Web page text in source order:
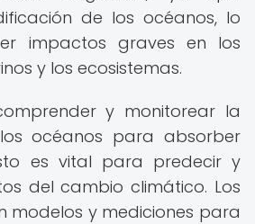
de los océanos, lo
impactos graves en los
y los ecosistemas.
y monitorear la
océanos para absorber
es vital para predecir y
del cambio climático. Los
modelos y mediciones para